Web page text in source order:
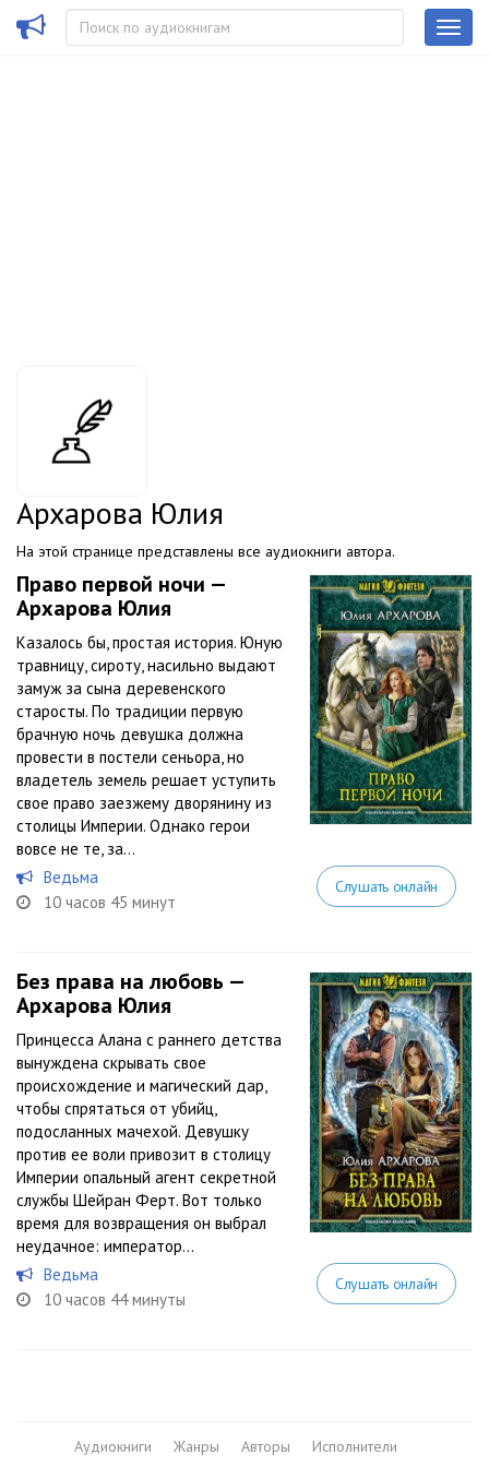
Архарова Юлия
На этой странице представлены все аудиокниги автора.
Право первой ночи —
Архарова Юлия
Казалось бы, простая история. Юную
травницу, сироту, насильно выдают
замуж за сына деревенского
старосты. По традиции первую
брачную ночь девушка должна
провести в постели сеньора, но
владетель земель решает уступить
свое право заезжему дворянину из
столицы Империи. Однако герои
вовсе не те, за...
Ведьма
10 часов 45 минут
Слушать онлайн
Без права на любовь —
Архарова Юлия
Принцесса Алана с раннего детства
вынуждена скрывать свое
происхождение и магический дар,
чтобы спрятаться от убийц,
подосланных мачехой. Девушку
против ее воли привозит в столицу
Империи опальный агент секретной
службы Шейран Ферт. Вот только
время для возвращения он выбрал
неудачное: император...
Ведьма
10 часов 44 минуты
Слушать онлайн
Аудиокниги Жанры Авторы
Исполнители